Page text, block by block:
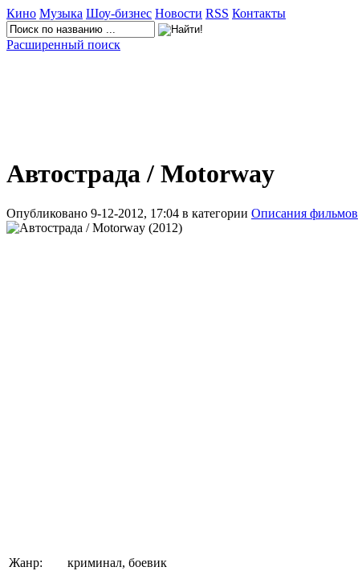
Кино Музыка Шоу-бизнес Новости RSS Контакты
Расширенный поиск
Автострада / Motorway
Опубликовано 9-12-2012, 17:04 в категории Описания фильмов
Жанр: криминал, боевик